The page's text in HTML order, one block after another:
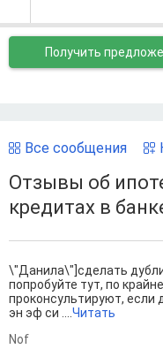
Получить
Все сообщения
Отзывы об
кредитах в
\"Данила\"]сделать
попробуйте тут, по
проконсультируют, если
эн эф си ....Читать
Nof